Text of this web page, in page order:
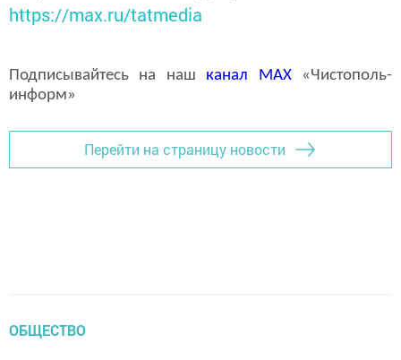
https://max.ru/tatmedia
Подписывайтесь на наш канал MAX«Чистополь-
информ»
Перейти на страницу новости
ОБЩЕСТВО